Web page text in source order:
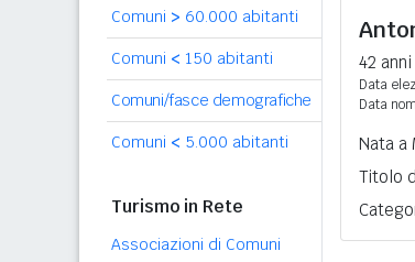
Comuni > 60.000 abitanti
Comuni < 150 abitanti
Comuni/fasce demografiche
Comuni < 5.000 abitanti
Turismo in Rete
Associazioni di Comuni
42 anni
Data
Data
Nata a
Titolo